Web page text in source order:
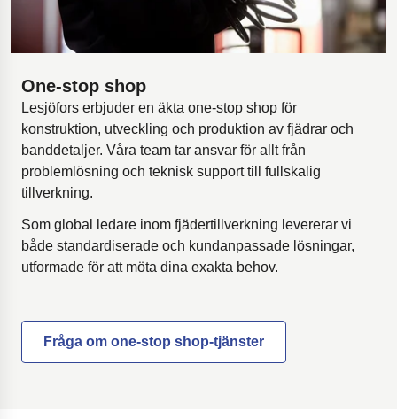
One-stop shop
Lesjöfors erbjuder en äkta one-stop shop för
konstruktion, utveckling och produktion av fjädrar och
banddetaljer. Våra team tar ansvar för allt från
problemlösning och teknisk support till fullskalig
tillverkning.
Som global ledare inom fjädertillverkning levererar vi
både standardiserade och kundanpassade lösningar,
utformade för att möta dina exakta behov.
Fråga om one-stop shop-tjänster